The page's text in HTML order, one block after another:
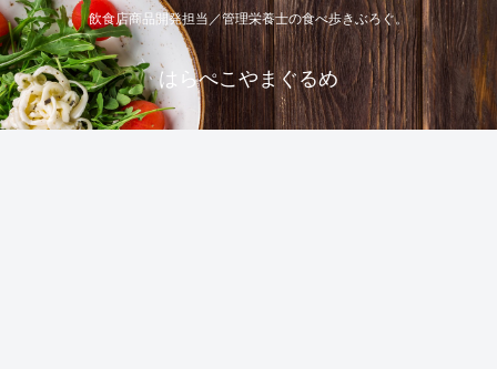
飲食店商品開発担当／管理栄養士の食べ歩きぶろぐ。
はらぺこやまぐるめ